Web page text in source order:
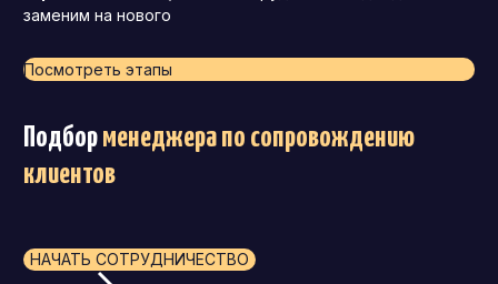
заменим на нового
Посмотреть этапы
Подборменеджера по сопровождению
клиентов
НАЧАТЬ СОТРУДНИЧЕСТВО